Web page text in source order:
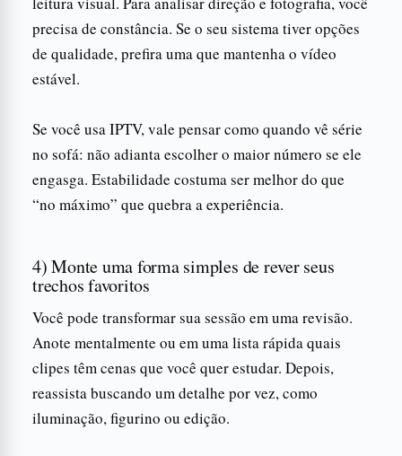
precisa de constância. Se o seu sistema tiver opções
de qualidade, prefira uma que mantenha o vídeo
estável.
Se você usa IPTV, vale pensar como quando vê série
no sofá: não adianta escolher o maior número se ele
engasga. Estabilidade costuma ser melhor do que
“no máximo” que quebra a experiência.
4) Monte uma forma simples de rever seus
trechos favoritos
Você pode transformar sua sessão em uma revisão.
Anote mentalmente ou em uma lista rápida quais
clipes têm cenas que você quer estudar. Depois,
reassista buscando um detalhe por vez, como
iluminação, figurino ou edição.